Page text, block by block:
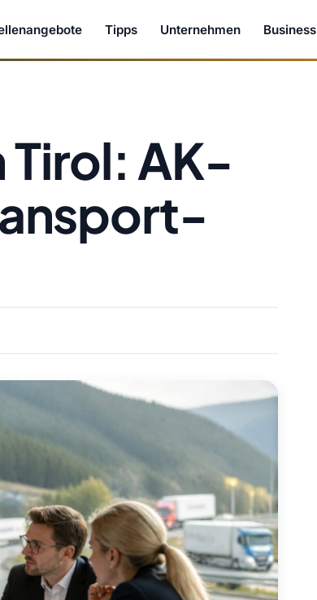
Tipps Unternehmen Business
AK-